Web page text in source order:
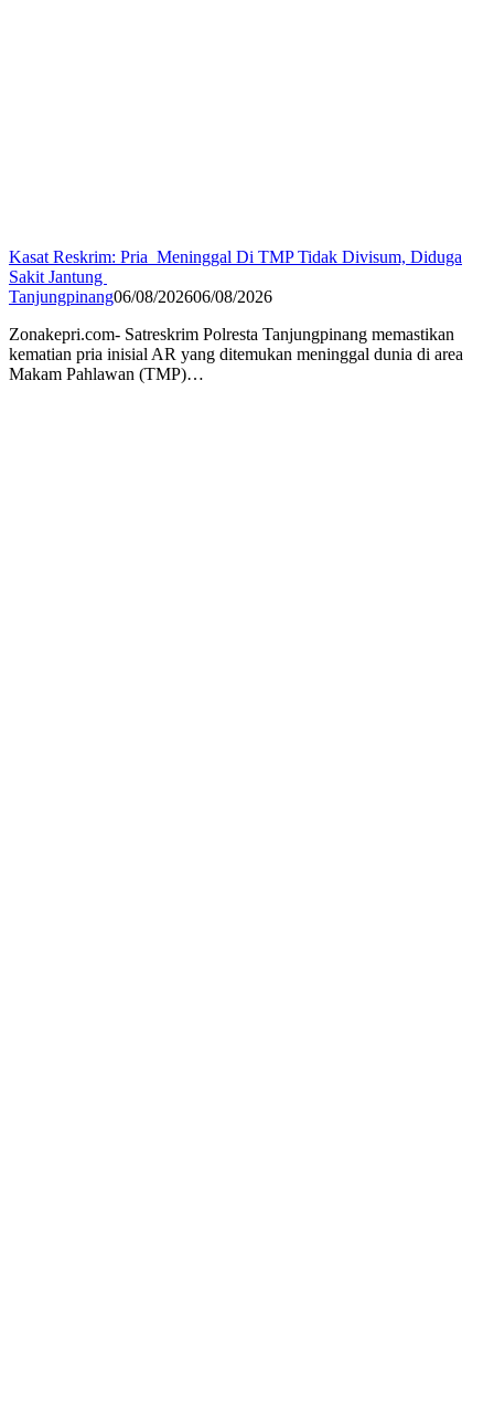
Kasat Reskrim: Pria Meninggal Di TMP Tidak Divisum, Diduga
Sakit Jantung
Tanjungpinang06/08/202606/08/2026
Zonakepri.com- Satreskrim Polresta Tanjungpinang memastikan
kematian pria inisial AR yang ditemukan meninggal dunia di area
Makam Pahlawan (TMP)…